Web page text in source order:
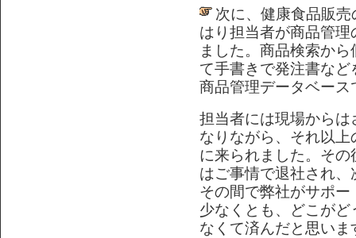
次に、健康食品販
はり担当者が商品管
ました。商品検索か
て手書きで発注書な
商品管理データベース
担当者には現場から
なりながら、それ以
に来られました。そ
はご事情で退社され
その間で弊社がサポ
少なくとも、どこが
なくて済んだと思いま